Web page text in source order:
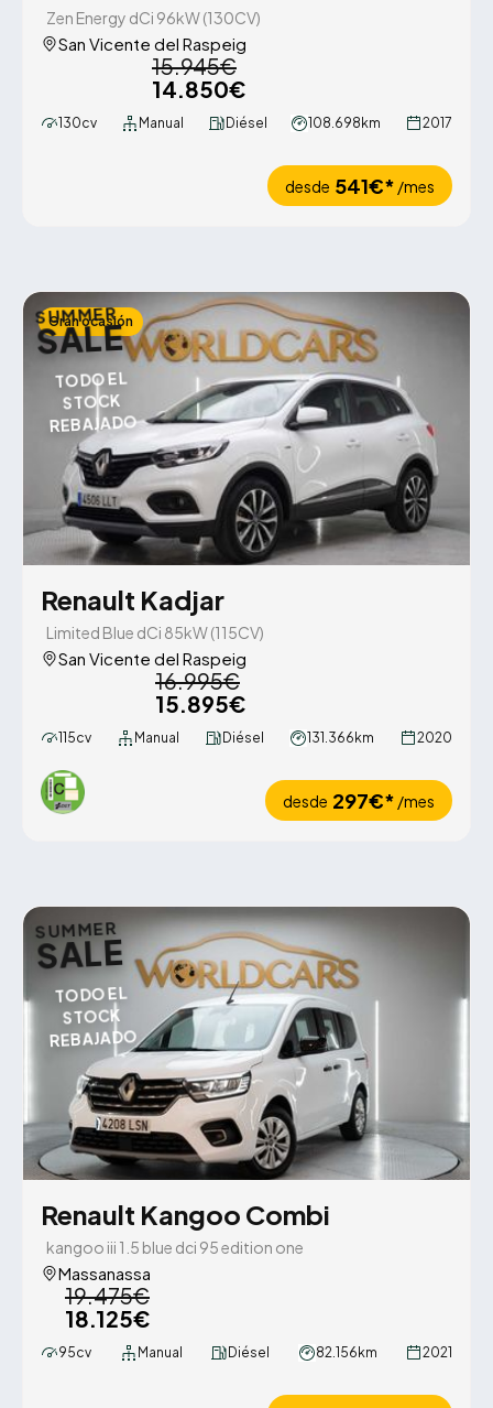
Zen Energy dCi 96kW (130CV)
San Vicente del Raspeig
15.945€
14.850€
130cv Manual Diésel 108.698km 2017
desde 541€* /mes
SUMMER
SALE
TODO EL
STOCK
REBAJADO
Gran ocasión
Renault Kadjar
Limited Blue dCi 85kW (115CV)
San Vicente del Raspeig
16.995€
15.895€
115cv Manual Diésel 131.366km 2020
desde 297€* /mes
SUMMER
SALE
TODO EL
STOCK
REBAJADO
Renault Kangoo Combi
kangoo iii 1.5 blue dci 95 edition one
Massanassa
19.475€
18.125€
95cv Manual Diésel 82.156km 2021